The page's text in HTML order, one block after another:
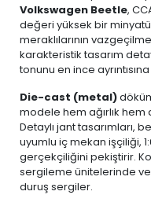
Volkswagen Beetle,
değeri yüksek bir
meraklılarının
karakteristik tasarım
tonunu en ince
Die-cast (metal)
modele hem ağırlık hem
Detaylı jant tasarımları,
uyumlu iç mekan işçiliği,
gerçekçiliğini pekiştirir.
sergileme ünitelerinde
duruş sergiler.